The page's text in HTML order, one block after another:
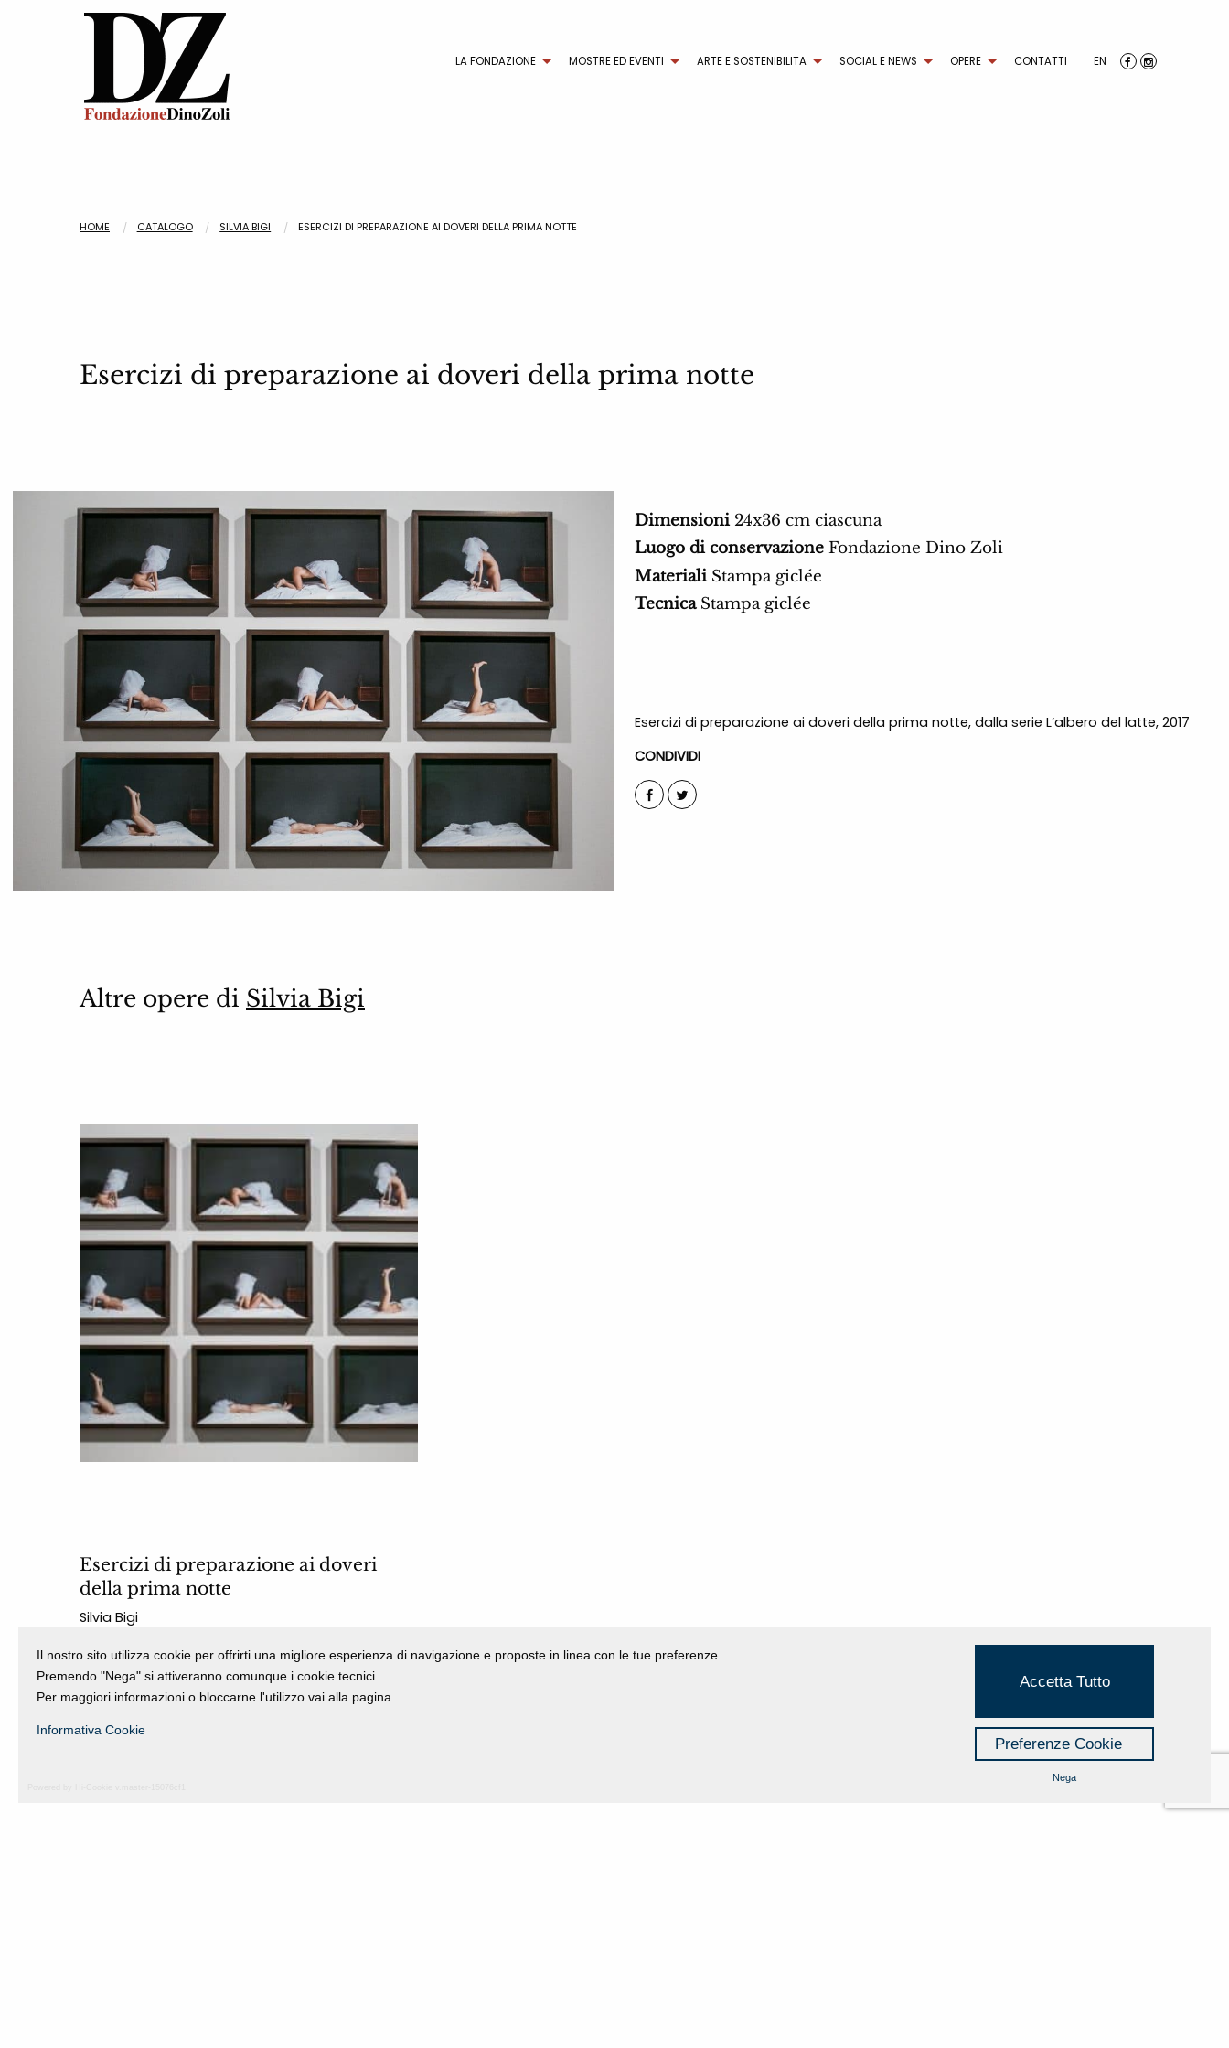
LA FONDAZIONE MOSTRE ED EVENTI ARTE E SOSTENIBILITA SOCIAL E NEWS OPERE CONTATTI EN
HOME CATALOGO SILVIA BIGI ESERCIZI DI PREPARAZIONE AI DOVERI DELLA PRIMA NOTTE
Esercizi di preparazione ai doveri della prima notte
Dimensioni24x36 cm ciascuna
Luogo di conservazioneFondazione Dino Zoli
MaterialiStampa giclée
TecnicaStampa giclée
Esercizi di preparazione ai doveri della prima notte, dalla serie L’albero del latte, 2017
CONDIVIDI
Altre opere di Silvia Bigi
Esercizi di preparazione ai doveri
della prima notte
Silvia Bigi
Stampa giclée
Il nostro sito utilizza cookie per offrirti una migliore esperienza di navigazione e proposte in linea con le tue preferenze.
Premendo "Nega" si attiveranno comunque i cookie tecnici.
Per maggiori informazioni o bloccarne l'utilizzo vai alla pagina.
Informativa Cookie
Accetta Tutto
Preferenze Cookie
Nega